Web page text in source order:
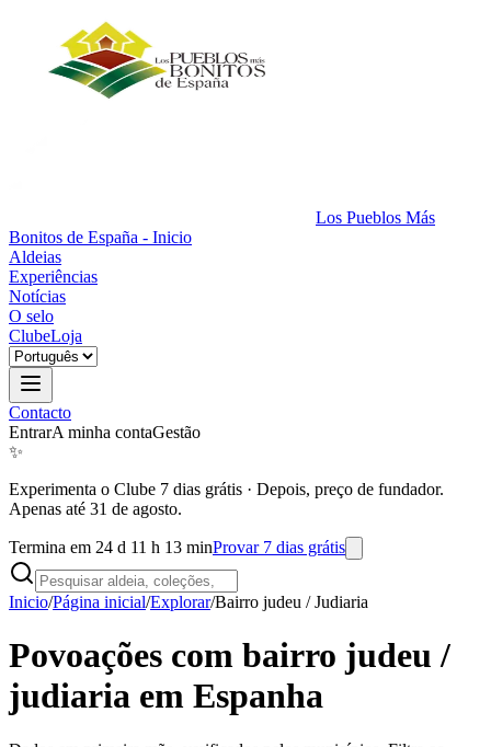
Los Pueblos Más
Bonitos de España - Inicio
Aldeias
Experiências
Notícias
O selo
ClubeLoja
Contacto
EntrarA minha contaGestão
✨
Experimenta o Clube 7 dias grátis · Depois, preço de fundador.
Apenas até 31 de agosto.
Termina em 24 d 11 h 13 minProvar 7 dias grátis
Inicio/Página inicial/Explorar/Bairro judeu / Judiaria
Povoações com bairro judeu /
judiaria em Espanha